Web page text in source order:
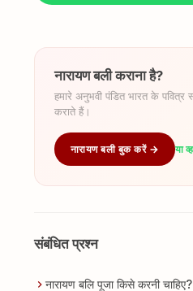
नारायण बली कराना है?
हमारे अनुभवी पंडित भारत के पवित्र
कराते हैं।
नारायण बली बुक करें → या
संबंधित प्रश्न
नारायण बलि पूजा किसे करनी चाहिए?